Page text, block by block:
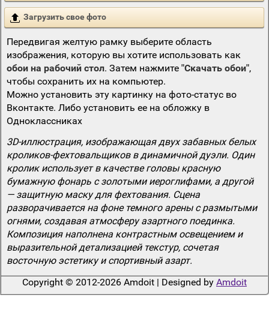
Загрузить свое фото
Передвигая желтую рамку выберите область
изображения, которую вы хотите использовать как
обои на рабочий стол. Затем нажмите "Скачать обои",
чтобы сохранить их на компьютер.
Можно установить эту картинку на фото-статус во
Вконтакте. Либо установить ее на обложку в
Одноклассниках
3D-иллюстрация, изображающая двух забавных белых
кроликов-фехтовальщиков в динамичной дуэли. Один
кролик использует в качестве головы красную
бумажную фонарь с золотыми иероглифами, а другой
— защитную маску для фехтования. Сцена
разворачивается на фоне темного арены с размытыми
огнями, создавая атмосферу азартного поединка.
Композиция наполнена контрастным освещением и
выразительной детализацией текстур, сочетая
восточную эстетику и спортивный азарт.
Copyright © 2012-2026 Amdoit | Designed by Amdoit